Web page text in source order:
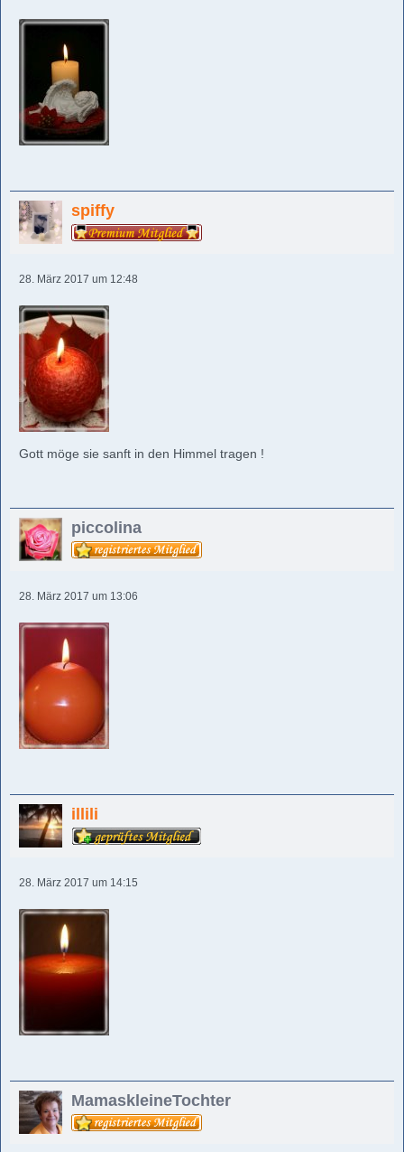
spiffy
28. März 2017 um 12:48
Gott möge sie sanft in den Himmel tragen !
piccolina
28. März 2017 um 13:06
illili
28. März 2017 um 14:15
MamaskleineTochter